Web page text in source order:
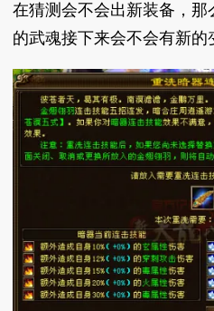
在猜测会不会出新装备，
的武魂接下来会不会有新的